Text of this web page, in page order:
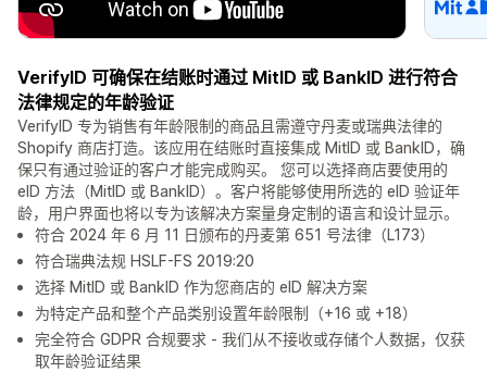
VerifyID 可确保在结账时通过 MitID 或 BankID 进行符合
法律规定的年龄验证
VerifyID 专为销售有年龄限制的商品且需遵守丹麦或瑞典法律的
Shopify 商店打造。该应用在结账时直接集成 MitID 或 BankID，确
保只有通过验证的客户才能完成购买。 您可以选择商店要使用的
eID 方法（MitID 或 BankID）。客户将能够使用所选的 eID 验证年
龄，用户界面也将以专为该解决方案量身定制的语言和设计显示。
符合 2024 年 6 月 11 日颁布的丹麦第 651 号法律（L173）
符合瑞典法规 HSLF-FS 2019:20
选择 MitID 或 BankID 作为您商店的 eID 解决方案
为特定产品和整个产品类别设置年龄限制（+16 或 +18）
完全符合 GDPR 合规要求 - 我们从不接收或存储个人数据，仅获
取年龄验证结果